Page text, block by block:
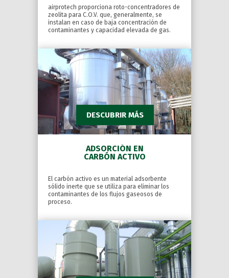
airprotech proporciona roto-concentradores de
zeolita para C.O.V. que, generalmente, se
instalan en caso de baja concentración de
contaminantes y capacidad elevada de gas.
DESCUBRIR MÁS
ADSORCIÓN EN
CARBÓN ACTIVO
El carbón activo es un material adsorbente
sólido inerte que se utiliza para eliminar los
contaminantes de los flujos gaseosos de
proceso.